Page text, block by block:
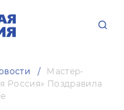
Мастер-
Россия» Поздравила